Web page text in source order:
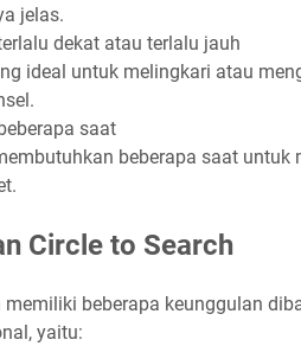
jelas.
dekat atau terlalu jauh
ideal untuk melingkari atau
saat
beberapa saat
Circle to Search
memiliki beberapa keunggulan
yaitu: